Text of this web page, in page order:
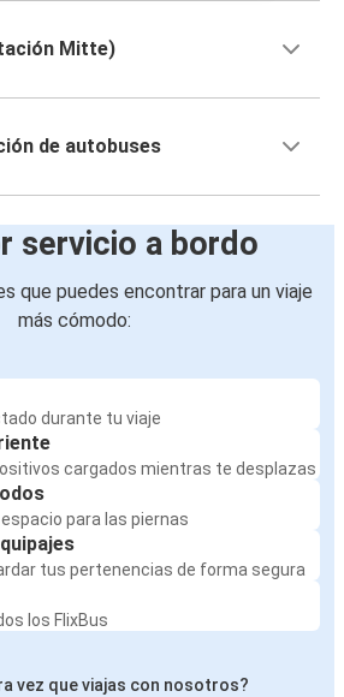
Mitte)
de autobuses
servicio a bordo
que puedes encontrar para un viaje
más cómodo:
durante tu viaje
cargados mientras te desplazas
para las piernas
tus pertenencias de forma segura
los FlixBus
vez que viajas con nosotros?